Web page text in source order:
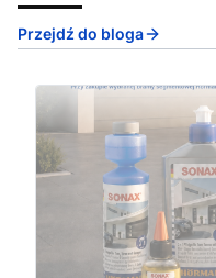
Przejdź do bloga